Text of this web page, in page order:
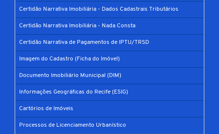
Certidão Narrativa Imobiliária - Dados Cadastrais Tributários
Certidão Narrativa Imobiliária - Nada Consta
Certidão Narrativa de Pagamentos de IPTU/TRSD
Imagem do Cadastro (Ficha do Imóvel)
Documento Imobiliário Municipal (DIM)
Informações Geográficas do Recife (ESIG)
Cartórios de Imóveis
Processos de Licenciamento Urbanístico